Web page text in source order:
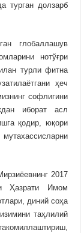
турган долзарб
глобаллашув
нотўғри
турли фитна
ҳеч
софлигини
иборат асл
қодир, юқори
2017
Ҳазрати Имом
диний соҳа
таҳлилий